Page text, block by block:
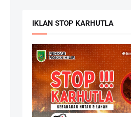
IKLAN STOP KARHUTLA